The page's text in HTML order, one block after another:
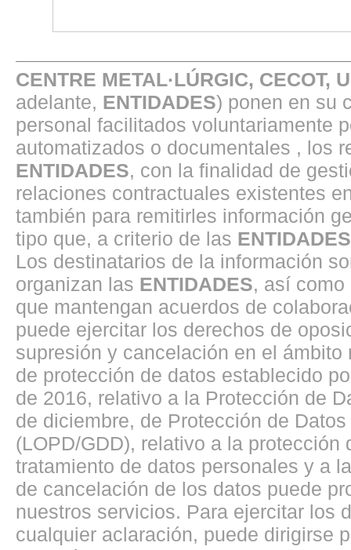
CENTRE METAL·LÚRGIC, CECOT,
adelante, ENTIDADES) ponen en su
personal facilitados voluntariamente
automatizados o documentales , los
ENTIDADES, con la finalidad de
relaciones contractuales existentes
también para remitirles información
tipo que, a criterio de las ENTIDADES
Los destinatarios de la información
organizan las ENTIDADES, así como
que mantengan acuerdos de
puede ejercitar los derechos de
supresión y cancelación en el
de protección de datos establecido
de 2016, relativo a la Protección de
de diciembre, de Protección de
(LOPD/GDD), relativo a la
tratamiento de datos personales y a
de cancelación de los datos puede
nuestros servicios. Para ejercitar los
cualquier aclaración, puede dirigirse